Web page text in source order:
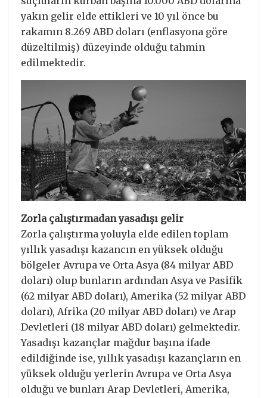
yakın gelir elde ettikleri ve 10 yıl önce bu
rakamın 8.269 ABD doları (enflasyona göre
düzeltilmiş) düzeyinde olduğu tahmin
edilmektedir.
Zorla çalıştırmadan yasadışı gelir
Zorla çalıştırma yoluyla elde edilen toplam
yıllık yasadışı kazancın en yüksek olduğu
bölgeler Avrupa ve Orta Asya (84 milyar ABD
doları) olup bunların ardından Asya ve Pasifik
(62 milyar ABD doları), Amerika (52 milyar ABD
doları), Afrika (20 milyar ABD doları) ve Arap
Devletleri (18 milyar ABD doları) gelmektedir.
Yasadışı kazançlar mağdur başına ifade
edildiğinde ise, yıllık yasadışı kazançların en
yüksek olduğu yerlerin Avrupa ve Orta Asya
olduğu ve bunları Arap Devletleri, Amerika,